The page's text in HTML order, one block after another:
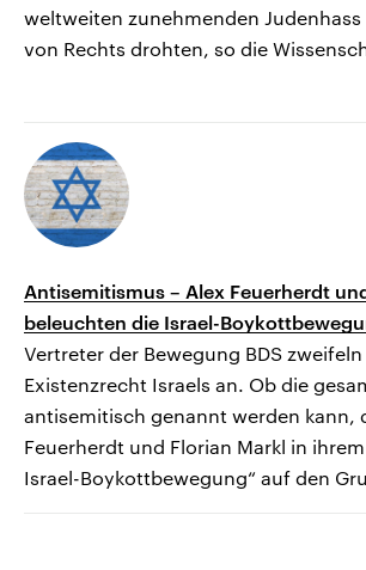
weltweiten zunehmenden Judenhass
von Rechts drohten, so die
Antisemitismus – Alex Feuerherdt
beleuchten die Israel-
Vertreter der Bewegung BDS zweifeln
Existenzrecht Israels an. Ob die
antisemitisch genannt werden kann,
Feuerherdt und Florian Markl in ihrem
Israel-Boykottbewegung“ auf den